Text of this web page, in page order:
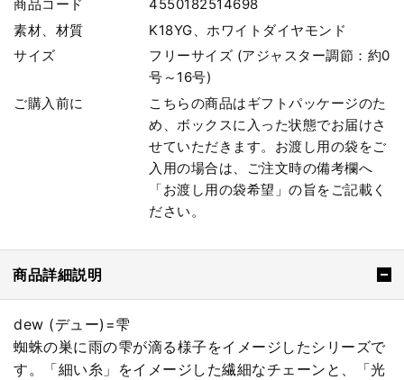
商品コード
4550182514698
素材、材質
K18YG、ホワイトダイヤモンド
サイズ
フリーサイズ (アジャスター調節：約0
号～16号)
ご購入前に
こちらの商品はギフトパッケージのた
め、ボックスに入った状態でお届けさ
せていただきます。お渡し用の袋をご
入用の場合は、ご注文時の備考欄へ
「お渡し用の袋希望」の旨をご記載く
ださい。
商品詳細説明
dew (デュー)=雫
蜘蛛の巣に雨の雫が滴る様子をイメージしたシリーズで
す。「細い糸」をイメージした繊細なチェーンと、「光